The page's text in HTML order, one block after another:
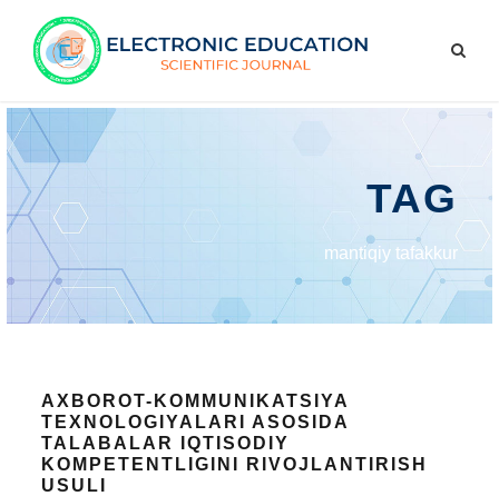
TAG
mantiqiy tafakkur
AXBOROT-KOMMUNIKATSIYA
TEXNOLOGIYALARI ASOSIDA
TALABALAR IQTISODIY
KOMPETENTLIGINI RIVOJLANTIRISH
USULI